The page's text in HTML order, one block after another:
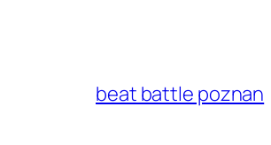
beat battle poznan